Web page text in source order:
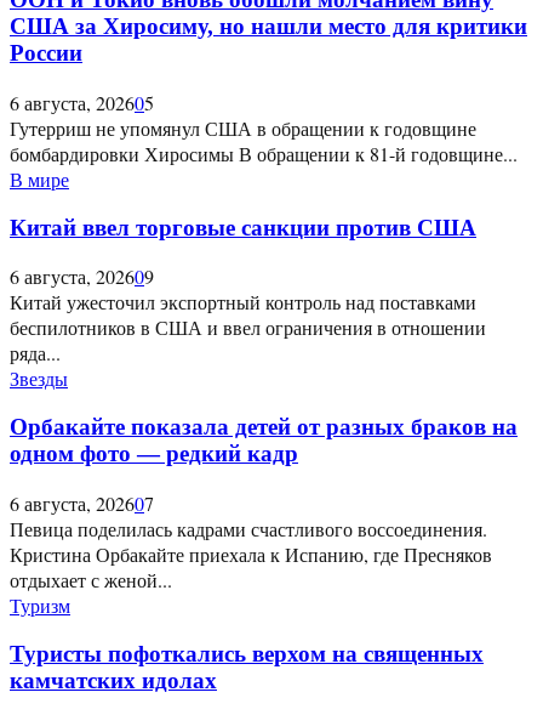
США за Хиросиму, но нашли место для критики
России
6 августа, 202605
Гутерриш не упомянул США в обращении к годовщине
бомбардировки Хиросимы В обращении к 81-й годовщине...
В мире
Китай ввел торговые санкции против США
6 августа, 202609
Китай ужесточил экспортный контроль над поставками
беспилотников в США и ввел ограничения в отношении
ряда...
Звезды
Орбакайте показала детей от разных браков на
одном фото — редкий кадр
6 августа, 202607
Певица поделилась кадрами счастливого воссоединения.
Кристина Орбакайте приехала к Испанию, где Пресняков
отдыхает с женой...
Туризм
Туристы пофоткались верхом на священных
камчатских идолах